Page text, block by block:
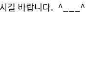
길 바랍니다. ^___^